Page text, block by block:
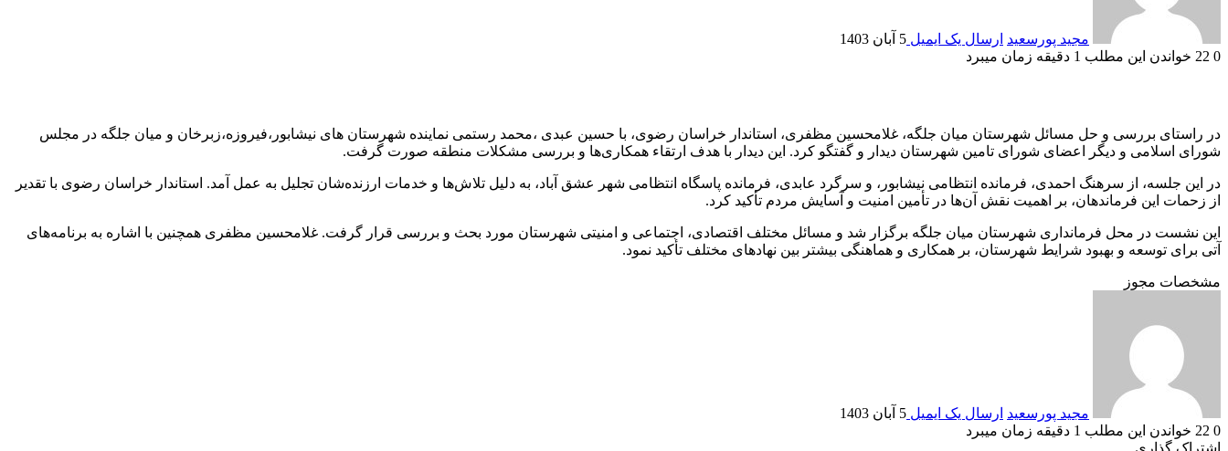
مجید پورسعید ارسال یک ایمیل 5 آبان 1403
0
خواندن این مطلب 1 دقیقه زمان میبرد
در راستای بررسی و حل مسائل شهرستان میان جلگه، غلامحسین مظفری، استاندار خراسان رضوی، با حسین عبدی ،محمد رستمی نماینده شهرستان های نیشابور،فیروزه،زبرخان و میان جلگه در مجلس
شورای اسلامی و دیگر اعضای شورای تامین شهرستان دیدار و گفتگو کرد. این دیدار با هدف ارتقاء همکاری‌ها و بررسی مشکلات منطقه صورت گرفت.
در این جلسه، از سرهنگ احمدی، فرمانده انتظامی نیشابور، و سرگرد عابدی، فرمانده پاسگاه انتظامی شهر عشق آباد، به دلیل تلاش‌ها و خدمات ارزنده‌شان تجلیل به عمل آمد. استاندار خراسان رضوی با تقدیر
از زحمات این فرماندهان، بر اهمیت نقش آن‌ها در تأمین امنیت و آسایش مردم تأکید کرد.
این نشست در محل فرمانداری شهرستان میان جلگه برگزار شد و مسائل مختلف اقتصادی، اجتماعی و امنیتی شهرستان مورد بحث و بررسی قرار گرفت. غلامحسین مظفری همچنین با اشاره به برنامه‌های
آتی برای توسعه و بهبود شرایط شهرستان، بر همکاری و هماهنگی بیشتر بین نهادهای مختلف تأکید نمود.
مشخصات مجوز
مجید پورسعید ارسال یک ایمیل 5 آبان 1403
0
خواندن این مطلب 1 دقیقه زمان میبرد
اشتراک گذاری